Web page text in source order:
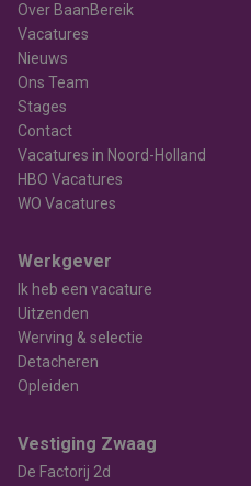
Over BaanBereik
Vacatures
Nieuws
Ons Team
Stages
Contact
Vacatures in Noord-Holland
HBO Vacatures
WO Vacatures
Werkgever
Ik heb een vacature
Uitzenden
Werving & selectie
Detacheren
Opleiden
Vestiging Zwaag
De Factorij 2d